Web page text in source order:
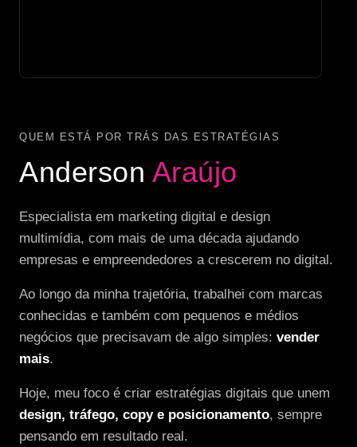
QUEM ESTÁ POR TRÁS DAS ESTRATÉGIAS
Anderson Araújo
Especialista em marketing digital e design
multimídia, com mais de uma década ajudando
empresas e empreendedores a crescerem no digital.
Ao longo da minha trajetória, trabalhei com marcas
conhecidas e também com pequenos e médios
negócios que precisavam de algo simples: vender
mais.
Hoje, meu foco é criar estratégias digitais que unem
design, tráfego, copy e posicionamento, sempre
pensando em resultado real.